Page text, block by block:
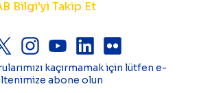
Bilgi'yi Takip Et
kaçırmamak için lütfen e-
abone olun